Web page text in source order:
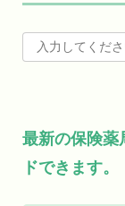
最新の保険薬
ドできます。